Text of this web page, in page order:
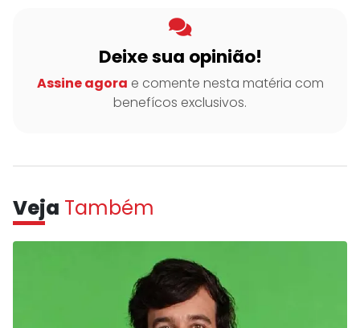
Deixe sua opinião!
Assine agora e comente nesta matéria com
benefícos exclusivos.
Veja Também